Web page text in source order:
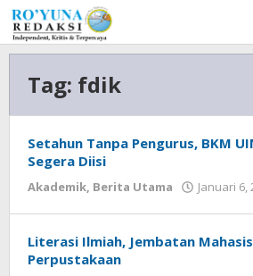
Lewati
ke
konten
Tag: fdik
Setahun Tanpa Pengurus, BKM
Segera Diisi
Akademik, Berita Utama Januari 6,
Literasi Ilmiah, Jembatan
Perpustakaan